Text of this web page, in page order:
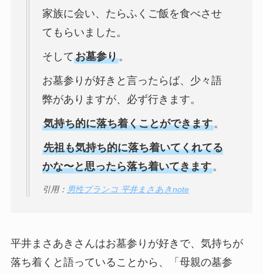
家族に会い、たらふくご飯を食べさせ
てもらいました。
そしてお墓参り。
お墓参りが好きと言ったらば、少々語
弊がありますが、必ず行きます。
気持ち的に落ち着くことができます。
先祖も気持ち的に落ち着いてくれてる
かな〜と思ったら落ち着いてきます。
引用： 男性ブランコ 平井まさあきnote
平井まさあきさんはお墓参りが好きで、気持ちが
落ち着くと語っていることから、「母親の墓参